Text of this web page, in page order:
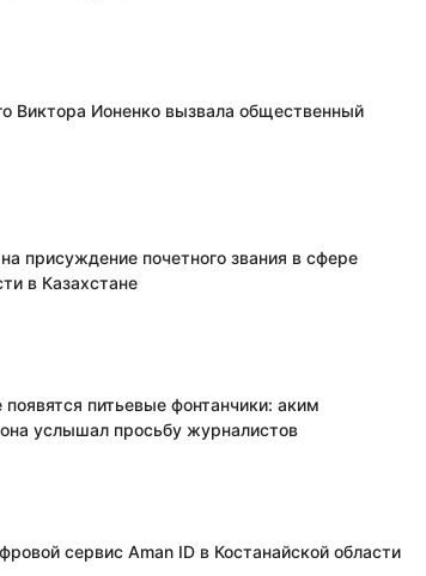
Виктора Ионенко вызвала общественный
присуждение почетного звания в сфере
в Казахстане
питьевые фонтанчики: аким
услышал просьбу журналистов
сервис Aman ID в Костанайской области